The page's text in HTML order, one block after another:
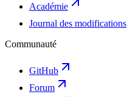
Académie
Journal des modifications
Communauté
GitHub
Forum